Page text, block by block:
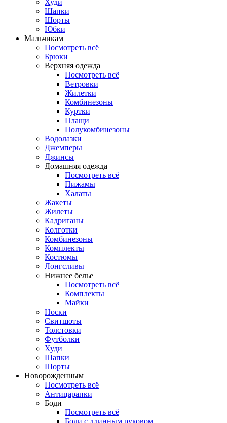
Шапки
Шорты
Юбки
Мальчикам
Посмотреть всё
Брюки
Верхняя одежда
Посмотреть всё
Ветровки
Жилетки
Комбинезоны
Куртки
Плащи
Полукомбинезоны
Водолазки
Джемперы
Джинсы
Домашняя одежда
Посмотреть всё
Пижамы
Халаты
Жакеты
Жилеты
Кадриганы
Колготки
Комбинезоны
Комплекты
Костюмы
Лонгсливы
Нижнее белье
Посмотреть всё
Комплекты
Майки
Носки
Свитшоты
Толстовки
Футболки
Худи
Шапки
Шорты
Новорожденным
Посмотреть всё
Антицарапки
Боди
Посмотреть всё
Боди с длинным руковом